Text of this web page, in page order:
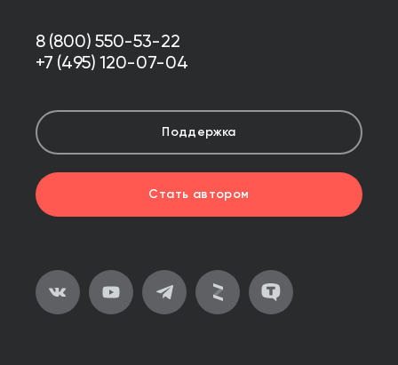
8 (800) 550-53-22
+7 (495) 120-07-04
Поддержка
Стать автором